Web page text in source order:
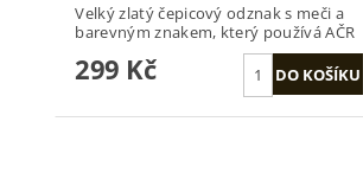
Velký zlatý čepicový odznak s meči a
barevným znakem, který používá AČR
299 Kč